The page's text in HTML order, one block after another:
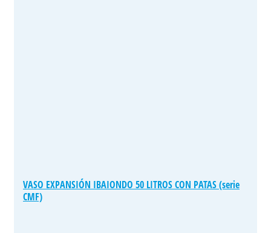
VASO EXPANSIÓN IBAIONDO 50 LITROS CON PATAS (serie
CMF)